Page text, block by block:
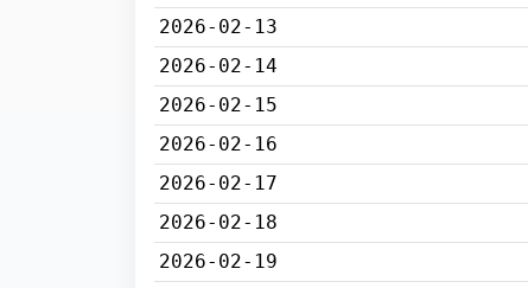
2026-02-13
2026-02-14
2026-02-15
2026-02-16
2026-02-17
2026-02-18
2026-02-19